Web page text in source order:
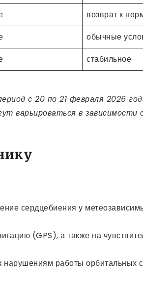
возврат к
обычные
стабильное
с 20 по 21 февраля 2026
варьироваться в
сердцебиения у
(GPS), а также на
нарушениям работы орбитальных